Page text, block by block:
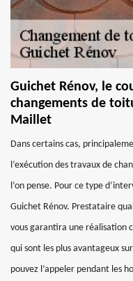
Guichet Rénov, le
changements de
Maillet
Dans certains cas,
l’exécution des travaux de
l’on pense. Pour ce type
Guichet Rénov. Prestataire
vous garantira une réalisation
qui sont les plus avantageux
pouvez l’appeler pendant les